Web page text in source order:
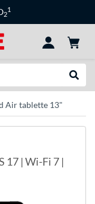
2
1
Air tablette 13"
17 | Wi-Fi 7 |